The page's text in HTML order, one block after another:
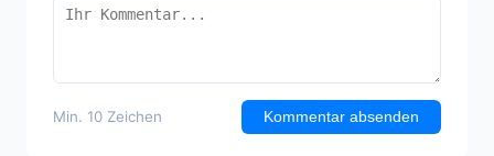
Min. 10 Zeichen Kommentar absenden